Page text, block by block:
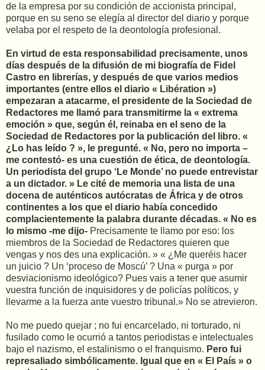
de la empresa por su condición de accionista principal,
porque en su seno se elegía al director del diario y porque
velaba por el respeto de la deontología profesional.
En virtud de esta responsabilidad precisamente, unos
días después de la difusión de mi biografía de Fidel
Castro en librerías, y después de que varios medios
importantes (entre ellos el diario « Libération »)
empezaran a atacarme, el presidente de la Sociedad de
Redactores me llamó para transmitirme la « extrema
emoción » que, según él, reinaba en el seno de la
Sociedad de Redactores por la publicación del libro. «
¿Lo has leído ? », le pregunté. « No, pero no importa –
me contestó- es una cuestión de ética, de deontología.
Un periodista del grupo ‘Le Monde’ no puede entrevistar
a un dictador. » Le cité de memoria una lista de una
docena de auténticos autócratas de África y de otros
continentes a los que el diario había concedido
complacientemente la palabra durante décadas. « No es
lo mismo -me dijo- Precisamente te llamo por eso: los
miembros de la Sociedad de Redactores quieren que
vengas y nos des una explicación. » « ¿Me queréis hacer
un juicio ? Un ‘proceso de Moscú’ ? Una « purga » por
desviacionismo ideológico? Pues vais a tener que asumir
vuestra función de inquisidores y de policías políticos, y
llevarme a la fuerza ante vuestro tribunal.» No se atrevieron.
No me puedo quejar ; no fui encarcelado, ni torturado, ni
fusilado como le ocurrió a tantos periodistas e intelectuales
bajo el nazismo, el estalinismo o el franquismo. Pero fui
represaliado simbólicamente. Igual que en « El País » o